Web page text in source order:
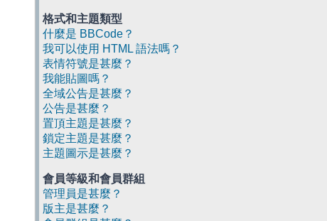
格式和主題類型
什麼是 BBCode？
我可以使用 HTML 語法嗎？
表情符號是甚麼？
我能貼圖嗎？
全域公告是甚麼？
公告是甚麼？
置頂主題是甚麼？
鎖定主題是甚麼？
主題圖示是甚麼？
會員等級和會員群組
管理員是甚麼？
版主是甚麼？